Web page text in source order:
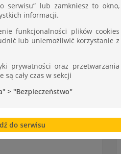
serwisu” lub zamkniesz to okno,
informacji.
funkcjonalności plików cookies
lub uniemożliwić korzystanie z
prywatności oraz przetwarzania
cały czas w sekcji
> "Bezpieczeństwo"
do serwisu